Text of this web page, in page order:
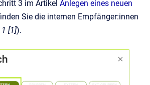
3 im Artikel Anlegen eines neuen
Sie die internen Empfänger:innen
[1]).